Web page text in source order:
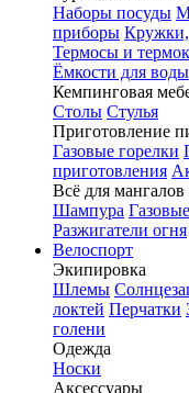
Наборы посуды
приборы
Термосы и
Ёмкости для воды
Кемпинговая
Столы Стулья
Приготовление
Газовые горелки
приготовления
Всё для
Шампура
Разжигатели огня
Велоспорт
Экипировка
Шлемы
локтей Перчатки
голени
Одежда
Носки
Аксессуары